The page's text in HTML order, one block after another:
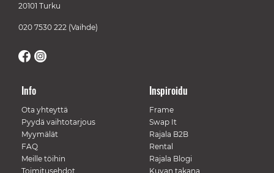
20101 Turku
020 7530 222 (Vaihde)
Info
Ota yhteyttä
Pyydä vaihtotarjous
Myymälät
FAQ
Meille töihin
Toimitusehdot
Inspiroidu
Frame
Swap It
Rajala B2B
Rental
Rajala Blogi
Kuvan takana